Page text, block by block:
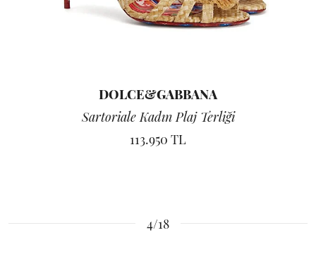
DOLCE&GABBANA
Sartoriale Kadın Plaj Terliği
113.950 TL
4/18